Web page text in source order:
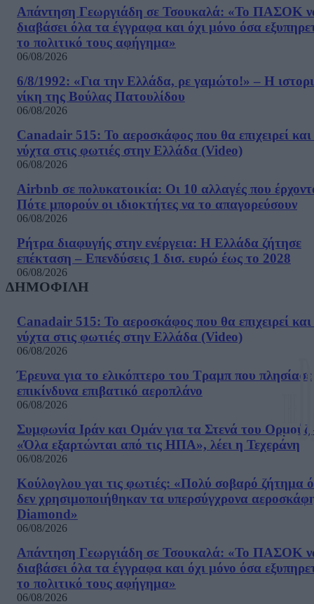
Απάντηση Γεωργιάδη σε Τσουκαλά: «Το ΠΑΣΟΚ
διαβάσει όλα τα έγγραφα και όχι μόνο όσα
το πολιτικό τους αφήγημα»
06/08/2026
6/8/1992: «Για την Ελλάδα, ρε γαμώτο!» – Η
νίκη της Βούλας Πατουλίδου
06/08/2026
Canadair 515: Το αεροσκάφος που θα επιχειρεί
νύχτα στις φωτιές στην Ελλάδα (Video)
06/08/2026
Airbnb σε πολυκατοικία: Οι 10 αλλαγές που
Πότε μπορούν οι ιδιοκτήτες να το απαγορεύσουν
06/08/2026
Ρήτρα διαφυγής στην ενέργεια: Η Ελλάδα ζήτησε
επέκταση – Επενδύσεις 1 δισ. ευρώ έως το 2028
06/08/2026
ΔΗΜΟΦΙΛΗ
Canadair 515: Το αεροσκάφος που θα επιχειρεί
νύχτα στις φωτιές στην Ελλάδα (Video)
06/08/2026
Έρευνα για το ελικόπτερο του Τραμπ που πλησίασε
επικίνδυνα επιβατικό αεροπλάνο
06/08/2026
Συμφωνία Ιράν και Ομάν για τα Στενά του Ορμούζ
«Όλα εξαρτώνται από τις ΗΠΑ», λέει η Τεχεράνη
06/08/2026
Κούλογλου γαι τις φωτιές: «Πολύ σοβαρό ζήτημα
δεν χρησιμοποιήθηκαν τα υπερσύγχρονα
Diamond»
06/08/2026
Απάντηση Γεωργιάδη σε Τσουκαλά: «Το ΠΑΣΟΚ
διαβάσει όλα τα έγγραφα και όχι μόνο όσα
το πολιτικό τους αφήγημα»
06/08/2026